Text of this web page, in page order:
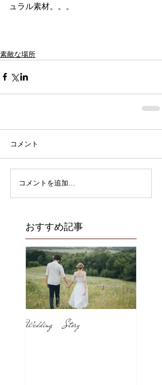
ュラル素材。。。
素敵な場所
コメント
コメントを追加…
おすすめ記事
Wedding Story